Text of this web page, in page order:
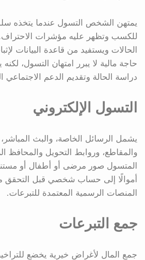
يمتهن الشخص التسول عندما يتخذه
للكسب وتظهر عليه مؤشرات
الحالات ويستفيد من قاعدة البيانات
حاجة مالية لا يبرر امتهان التسول،
دراسة الحالة وتقديم الدعم الاجتماعي
التسول الإلكتروني
يشمل الرسائل الخاصة، والبث
والمقاطع، وروابط التحويل والمحافظ
المتسول صور مرضى أو أطفال أو
أموالًا إلى حساب شخصي قبل التحقق
المنصات الرسمية المعتمدة للتبرعات.
جمع التبرعات
جمع المال لأغراض خيرية يخضع